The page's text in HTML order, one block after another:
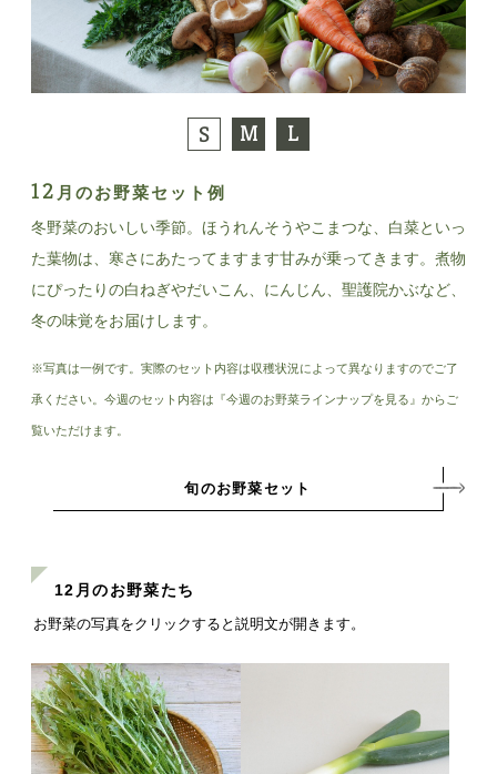
S M L
12 月のお野菜セット例
冬野菜のおいしい季節。ほうれんそうやこまつな、白菜といっ
た葉物は、寒さにあたってますます甘みが乗ってきます。煮物
にぴったりの白ねぎやだいこん、にんじん、聖護院かぶなど、
冬の味覚をお届けします。
※写真は一例です。 実際のセット内容は収穫状況によって異なりますのでご了
承ください。今週のセット内容は『今週のお野菜ラインナップを見る』からご
覧いただけます。
旬のお野菜セット
12月のお野菜たち
お野菜の写真をクリックすると説明文が開きます。